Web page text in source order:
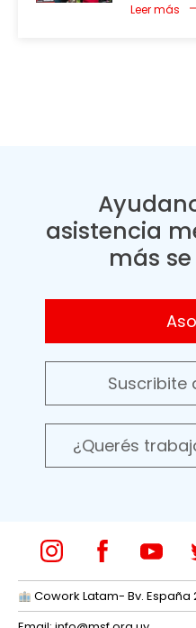
Leer más
asistencia
más
Suscribite
¿Querés
Cowork Latam- Bv. España